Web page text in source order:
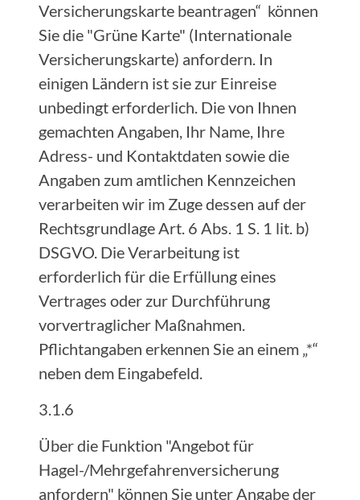
Versicherungskarte beantragen“ können
Sie die "Grüne Karte" (Internationale
Versicherungskarte) anfordern. In
einigen Ländern ist sie zur Einreise
unbedingt erforderlich. Die von Ihnen
gemachten Angaben, Ihr Name, Ihre
Adress- und Kontaktdaten sowie die
Angaben zum amtlichen Kennzeichen
verarbeiten wir im Zuge dessen auf der
Rechtsgrundlage Art. 6 Abs. 1 S. 1 lit. b)
DSGVO. Die Verarbeitung ist
erforderlich für die Erfüllung eines
Vertrages oder zur Durchführung
vorvertraglicher Maßnahmen.
Pflichtangaben erkennen Sie an einem „*“
neben dem Eingabefeld.
3.1.6
Über die Funktion "Angebot für
Hagel-/Mehrgefahrenversicherung
anfordern" können Sie unter Angabe der